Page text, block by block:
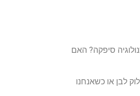
סיפקה? האם
לבן או כשאנחנו